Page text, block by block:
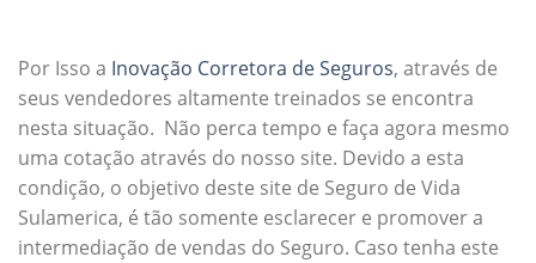
Por Isso a Inovação Corretora de Seguros, através de
seus vendedores altamente treinados se encontra
nesta situação. Não perca tempo e faça agora mesmo
uma cotação através do nosso site. Devido a esta
condição, o objetivo deste site de Seguro de Vida
Sulamerica, é tão somente esclarecer e promover a
intermediação de vendas do Seguro. Caso tenha este